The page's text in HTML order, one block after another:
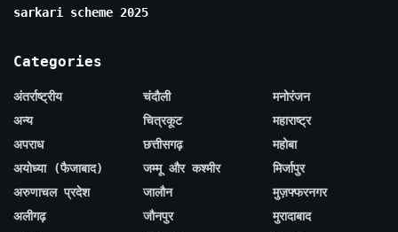
sarkari scheme 2025
Categories
अंतर्राष्ट्रीय
अन्य
अपराध
अयोध्या (फैजाबाद)
अरुणाचल प्रदेश
अलीगढ़
चंदौली
चित्रकूट
छत्तीसगढ़
जम्मू और कश्मीर
जालौन
जौनपुर
मनोरंजन
महाराष्ट्र
महोबा
मिर्जापुर
मुज़फ्फरनगर
मुरादाबाद